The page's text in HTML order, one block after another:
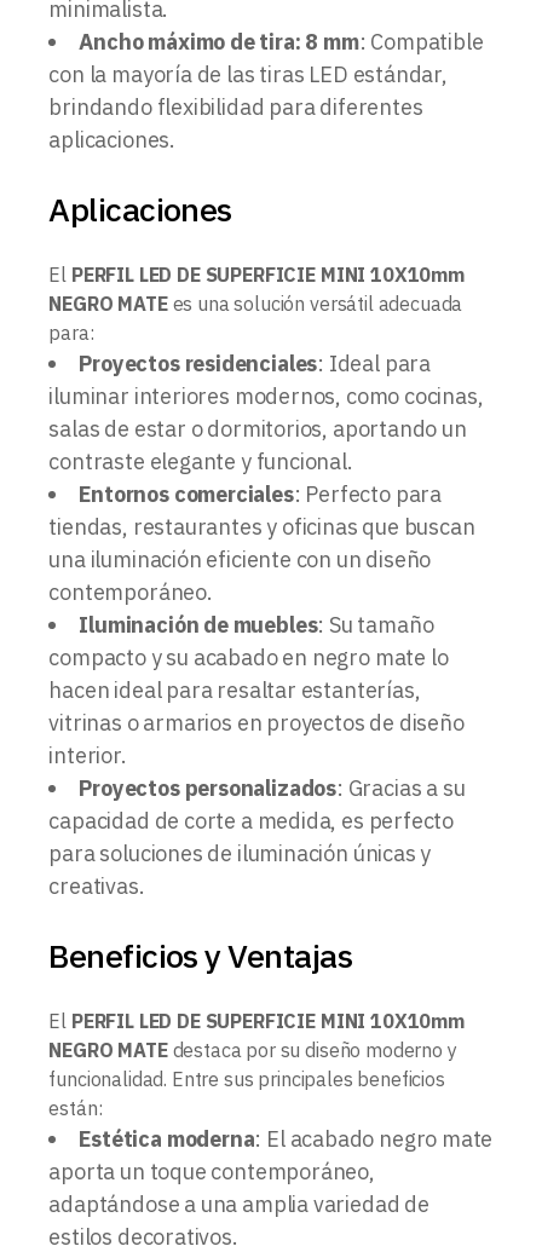
minimalista.
Ancho máximo de tira: 8 mm: Compatible
con la mayoría de las tiras LED estándar,
brindando flexibilidad para diferentes
aplicaciones.
Aplicaciones
El PERFIL LED DE SUPERFICIE MINI 10X10mm
NEGRO MATEes una solución versátil adecuada
para:
Proyectos residenciales: Ideal para
iluminar interiores modernos, como cocinas,
salas de estar o dormitorios, aportando un
contraste elegante y funcional.
Entornos comerciales: Perfecto para
tiendas, restaurantes y oficinas que buscan
una iluminación eficiente con un diseño
contemporáneo.
Iluminación de muebles: Su tamaño
compacto y su acabado en negro mate lo
hacen ideal para resaltar estanterías,
vitrinas o armarios en proyectos de diseño
interior.
Proyectos personalizados: Gracias a su
capacidad de corte a medida, es perfecto
para soluciones de iluminación únicas y
creativas.
Beneficios y Ventajas
El PERFIL LED DE SUPERFICIE MINI 10X10mm
NEGRO MATEdestaca por su diseño moderno y
funcionalidad. Entre sus principales beneficios
están:
Estética moderna: El acabado negro mate
aporta un toque contemporáneo,
adaptándose a una amplia variedad de
estilos decorativos.